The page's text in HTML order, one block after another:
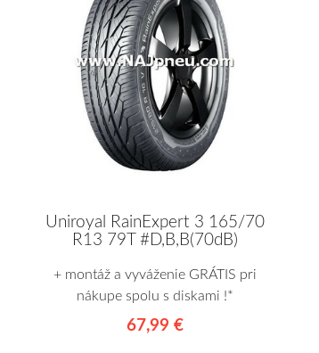
Uniroyal RainExpert 3 165/70
R13 79T #D,B,B(70dB)
+ montáž a vyváženie GRÁTIS pri
nákupe spolu s diskami !*
67,99 €